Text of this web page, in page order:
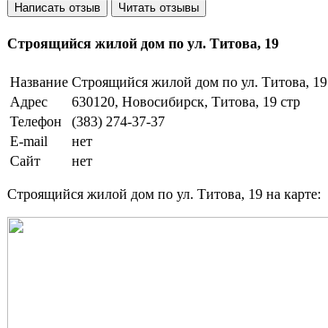
Написать отзыв Читать отзывы
Строящийся жилой дом по ул. Титова, 19
Название Строящийся жилой дом по ул. Титова, 19
Адрес
630120, Новосибирск, Титова, 19 стр
Телефон
(383) 274-37-37
E-mail
нет
Сайт
нет
Строящийся жилой дом по ул. Титова, 19 на карте: